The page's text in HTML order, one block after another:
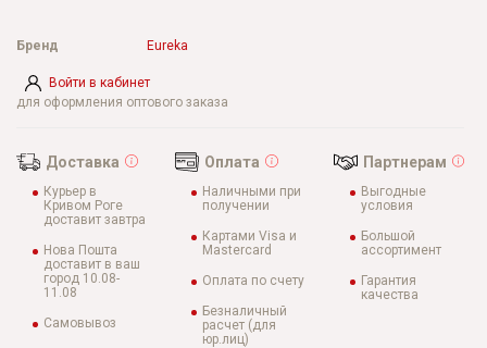
Войти в кабинет
для оформления оптового заказа
Бренд Eureka
Доставка
Курьер в
Кривом Роге
доставит завтра
Нова Пошта
доставит в ваш
город 10.08-
11.08
Самовывоз
Оплата
Наличными при
получении
Картами Visa и
Mastercard
Оплата по счету
Безналичный
расчет (для
юр.лиц)
Партнерам
Выгодные
условия
Большой
ассортимент
Гарантия
качества